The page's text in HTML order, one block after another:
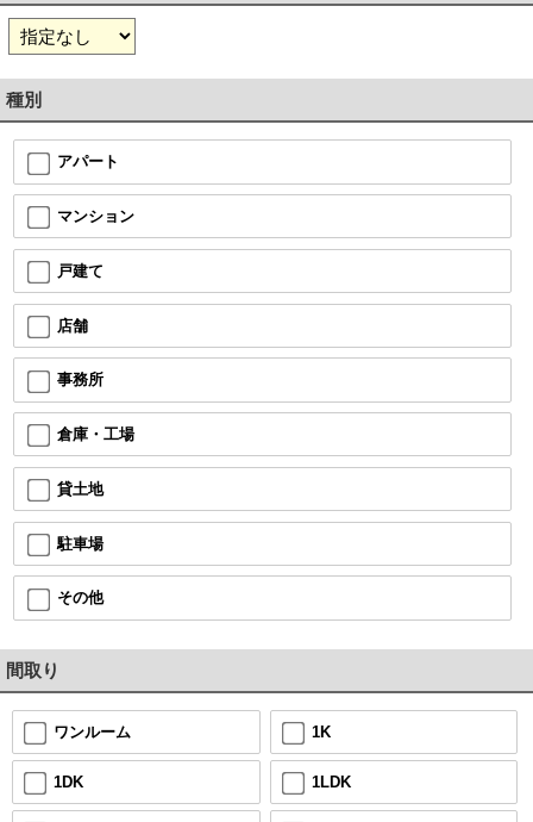
種別
アパート
マンション
戸建て
店舗
事務所
倉庫・工場
貸土地
駐車場
その他
間取り
ワンルーム 1K
1DK 1LDK